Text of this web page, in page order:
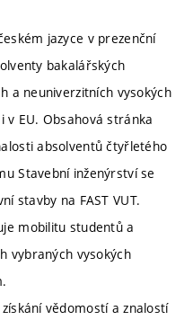
jazyce v prezenční
bakalářských
a neuniverzitních vysokých
v EU. Obsahová stránka
absolventů čtyřletého
Stavební inženýrství se
stavby na FAST VUT.
mobilitu studentů a
vybraných vysokých
vědomostí a znalostí